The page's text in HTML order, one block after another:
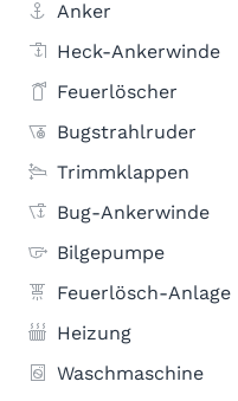
Anker
Heck-Ankerwinde
Feuerlöscher
Bugstrahlruder
Trimmklappen
Bug-Ankerwinde
Bilgepumpe
Feuerlösch-Anlage
Heizung
Waschmaschine